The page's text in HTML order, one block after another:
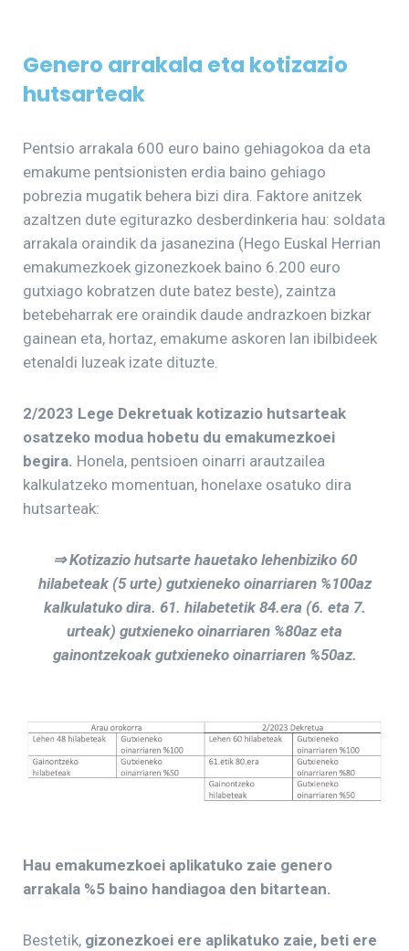
Genero arrakala eta kotizazio
hutsarteak
Pentsio arrakala 600 euro baino gehiagokoa da eta
emakume pentsionisten erdia baino gehiago
pobrezia mugatik behera bizi dira. Faktore anitzek
azaltzen dute egiturazko desberdinkeria hau: soldata
arrakala oraindik da jasanezina (Hego Euskal Herrian
emakumezkoek gizonezkoek baino 6.200 euro
gutxiago kobratzen dute batez beste), zaintza
betebeharrak ere oraindik daude andrazkoen bizkar
gainean eta, hortaz, emakume askoren lan ibilbideek
etenaldi luzeak izate dituzte.
2/2023 Lege Dekretuak kotizazio hutsarteak
osatzeko modua hobetu du emakumezkoei
begira. Honela, pentsioen oinarri arautzailea
kalkulatzeko momentuan, honelaxe osatuko dira
hutsarteak:
⇒ Kotizazio hutsarte hauetako lehenbiziko 60
hilabeteak (5 urte) gutxieneko oinarriaren %100az
kalkulatuko dira. 61. hilabetetik 84.era (6. eta 7.
urteak) gutxieneko oinarriaren %80az eta
gainontzekoak gutxieneko oinarriaren %50az.
Hau emakumezkoei aplikatuko zaie genero
arrakala %5 baino handiagoa den bitartean.
Bestetik, gizonezkoei ere aplikatuko zaie, beti ere